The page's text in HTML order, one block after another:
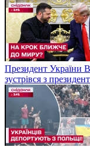
Президент України
зустрівся з